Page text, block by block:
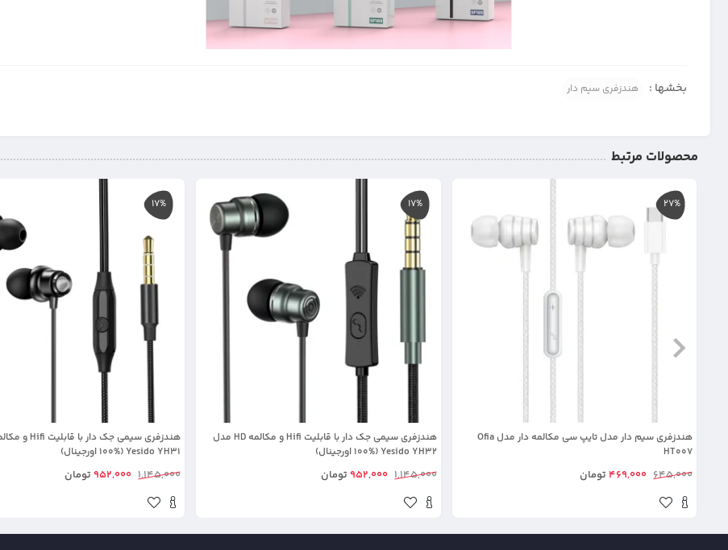
بخشها : هندزفری سیم دار
محصولات مرتبط
27%
هندزفری سیم دار مدل تایپ سی مکالمه دار مدل Ofia
HT007
645,000
469,000 تومان
17%
هندزفری سیمی جک دار با قابلیت Hifi و مکالمه HD مدل
Yesido YH32 (100% اورجینال)
1,145,000
952,000 تومان
17%
Yesido YH31 (100% اورجینال)
1,145,000
952,000 تومان